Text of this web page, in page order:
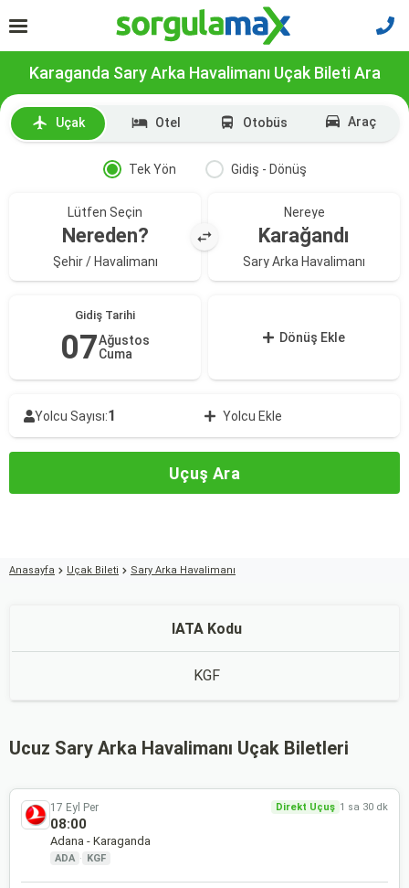
Karaganda Sary Arka Havalimanı Uçak Bileti Ara
Uçak Otel Otobüs Araç
Tek Yön Gidiş - Dönüş
Lütfen Seçin
Nereden?
Şehir / Havalimanı
Nereye
Karağandı
Sary Arka Havalimanı
Gidiş Tarihi
07Ağustos
Cuma
Dönüş Ekle
Yolcu Sayısı:1 Yolcu Ekle
Uçuş Ara
Anasayfa Uçak Bileti Sary Arka Havalimanı
IATA Kodu
KGF
Ucuz Sary Arka Havalimanı Uçak Biletleri
17 Eyl Per Direkt Uçuş 1 sa 30 dk
08:00
Adana - Karaganda
ADA · KGF